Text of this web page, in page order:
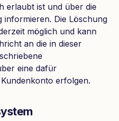
erlaubt ist und über die
informieren. Die Löschung
möglich und kann
an die in dieser
eine dafür
erfolgen.